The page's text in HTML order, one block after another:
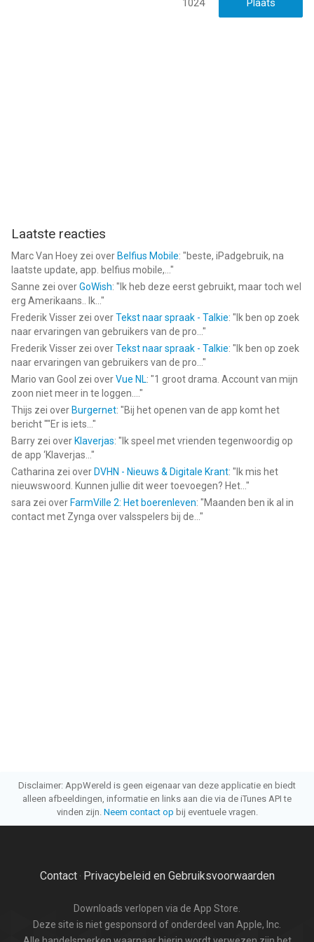
1024
Laatste reacties
Marc Van Hoey zei over Belfius Mobile: "beste, iPadgebruik, na
laatste update, app. belfius mobile,... "
Sanne zei overGoWish: " Ik heb deze eerst gebruikt, maar toch wel
erg Amerikaans.. Ik... "
Frederik Visser zei overTekst naar spraak - Talkie: " Ik ben op zoek
naar ervaringen van gebruikers van de pro... "
Frederik Visser zei overTekst naar spraak - Talkie: " Ik ben op zoek
naar ervaringen van gebruikers van de pro... "
Mario van Gool zei overVue NL: "1 groot drama. Account van mijn
zoon niet meer in te loggen.... "
Thijs zei over Burgernet: "Bij het openen van de app komt het
bericht ""Er is iets... "
Barry zei over Klaverjas: " Ik speel met vrienden tegenwoordig op
de app ‘Klaverjas... "
Catharina zei over DVHN - Nieuws & Digitale Krant: " Ik mis het
nieuwswoord. Kunnen jullie dit weer toevoegen? Het... "
sara zei over FarmVille 2: Het boerenleven: "Maanden ben ik al in
contact met Zynga over valsspelers bij de... "
Disclaimer: AppWereld is geen eigenaar van deze applicatie en biedt
alleen afbeeldingen, informatie en links aan die via de iTunes API te
vinden zijn. Neem contact op bij eventuele vragen.
Contact· Privacybeleid en Gebruiksvoorwaarden
Downloads verlopen via de App Store.
Deze site is niet gesponsord of onderdeel van Apple, Inc.